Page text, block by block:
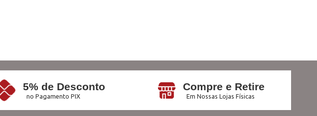
5% de Desconto
no Pagamento PIX
Compre e Retire
Em Nossas Lojas Físicas